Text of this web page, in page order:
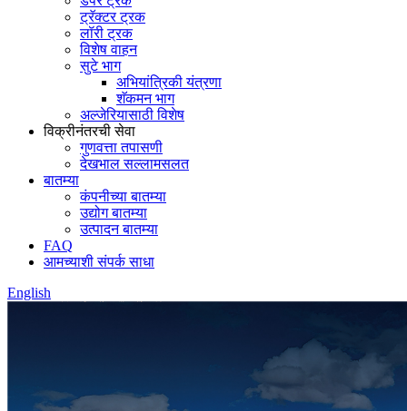
ट्रॅक्टर ट्रक
लॉरी ट्रक
विशेष वाहन
सुटे भाग
अभियांत्रिकी यंत्रणा
शॅकमन भाग
अल्जेरियासाठी विशेष
विक्रीनंतरची सेवा
गुणवत्ता तपासणी
देखभाल सल्लामसलत
बातम्या
कंपनीच्या बातम्या
उद्योग बातम्या
उत्पादन बातम्या
FAQ
आमच्याशी संपर्क साधा
English